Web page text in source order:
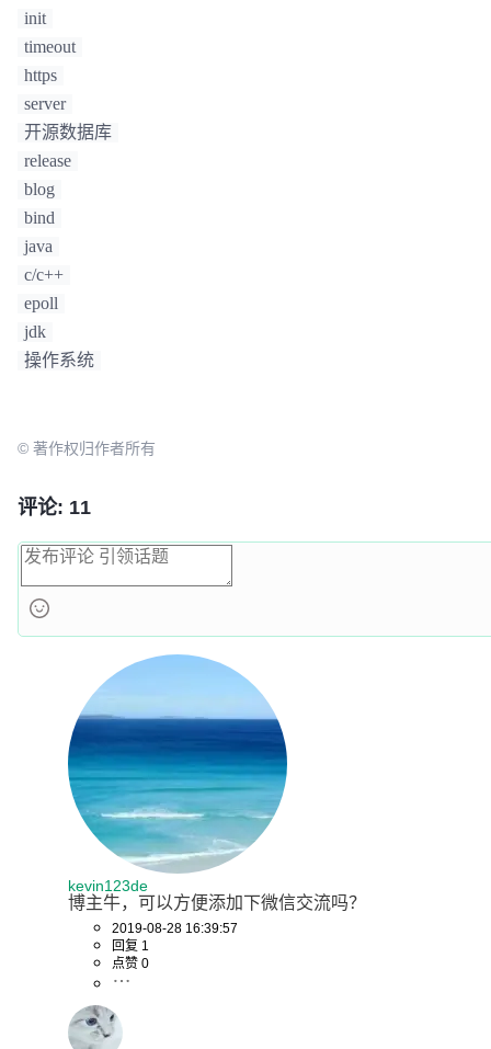
init
timeout
https
server
开源数据库
release
blog
bind
java
c/c++
epoll
jdk
操作系统
© 著作权归作者所有
评论: 11
kevin123de
博主牛，可以方便添加下微信交流吗？
2019-08-28 16:39:57
回复 1
点赞 0